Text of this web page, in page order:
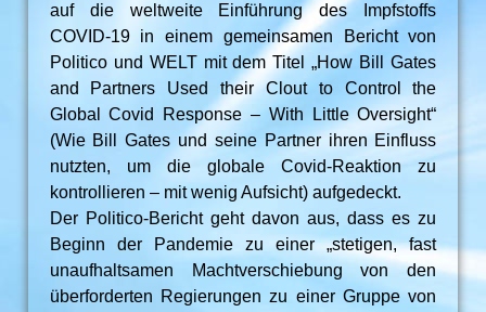
auf die weltweite Einführung des Impfstoffs
COVID-19 in einem gemeinsamen Bericht von
Politico und WELT mit dem Titel „How Bill Gates
and Partners Used their Clout to Control the
Global Covid Response – With Little Oversight“
(Wie Bill Gates und seine Partner ihren Einfluss
nutzten, um die globale Covid-Reaktion zu
kontrollieren – mit wenig Aufsicht) aufgedeckt.
Der Politico-Bericht geht davon aus, dass es zu
Beginn der Pandemie zu einer „stetigen, fast
unaufhaltsamen Machtverschiebung von den
überforderten Regierungen zu einer Gruppe von